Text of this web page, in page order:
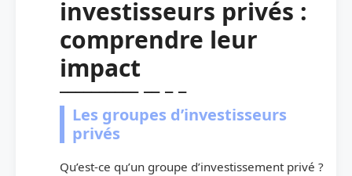
investisseurs privés :
comprendre leur
impact
Les groupes d’investisseurs
privés
Qu’est-ce qu’un groupe d’investissement privé ?